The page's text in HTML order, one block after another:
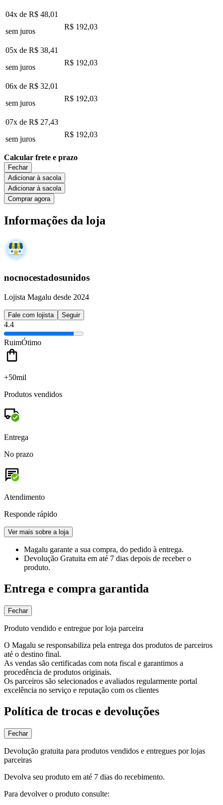
04x de R$ 48,01
sem juros
R$ 192,03
05x de R$ 38,41
sem juros
R$ 192,03
06x de R$ 32,01
sem juros
R$ 192,03
07x de R$ 27,43
sem juros
R$ 192,03
Calcular frete e prazo
Fechar
Adicionar à sacola
Adicionar à sacola
Comprar agora
Informações da loja
nocnocestadosunidos
Lojista Magalu desde 2024
Fale com lojista Seguir
4.4
RuimÓtimo
+50mil
Produtos vendidos
Entrega
No prazo
Atendimento
Responde rápido
Ver mais sobre a loja
Magalu garante a sua compra, do pedido à entrega.
Devolução Gratuita em até 7 dias depois de receber o
produto.
Entrega e compra garantida
Fechar
Produto vendido e entregue por loja parceira
O Magalu se responsabiliza pela entrega dos produtos de parceiros
até o destino final.
As vendas são certificadas com nota fiscal e garantimos a
procedência de produtos originais.
Os parceiros são selecionados e avaliados regularmente portal
excelência no serviço e reputação com os clientes
Política de trocas e devoluções
Fechar
Devolução gratuita para produtos vendidos e entregues por lojas
parceiras
Devolva seu produto em até 7 dias do recebimento.
Para devolver o produto consulte: